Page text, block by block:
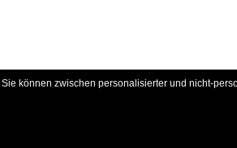
können zwischen personalisierter und nicht-